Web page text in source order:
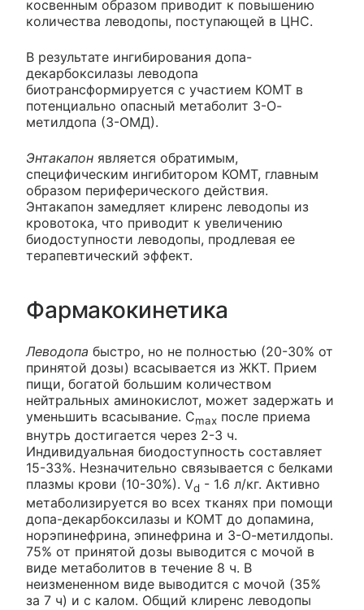
косвенным образом приводит к повышению
количества леводопы, поступающей в ЦНС.
В результате ингибирования допа-
декарбоксилазы леводопа
биотрансформируется с участием КОМТ в
потенциально опасный метаболит 3-О-
метилдопа (3-ОМД).
Энтакапон является обратимым,
специфическим ингибитором КОМТ, главным
образом периферического действия.
Энтакапон замедляет клиренс леводопы из
кровотока, что приводит к увеличению
биодоступности леводопы, продлевая ее
терапевтический эффект.
Фармакокинетика
Леводопа быстро, но не полностью (20-30% от
принятой дозы) всасывается из ЖКТ. Прием
пищи, богатой большим количеством
нейтральных аминокислот, может задержать и
уменьшить всасывание. Cmax после приема
внутрь достигается через 2-3 ч.
Индивидуальная биодоступность составляет
15-33%. Незначительно связывается с белками
плазмы крови (10-30%). Vd - 1.6 л/кг. Активно
метаболизируется во всех тканях при помощи
допа-декарбоксилазы и КОМТ до допамина,
норэпинефрина, эпинефрина и 3-О-метилдопы.
75% от принятой дозы выводится с мочой в
виде метаболитов в течение 8 ч. В
неизмененном виде выводится с мочой (35%
за 7 ч) и с калом. Общий клиренс леводопы